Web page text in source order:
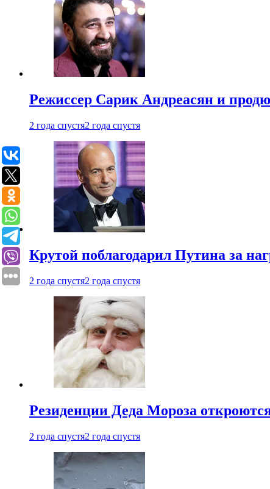
Режиссер Сарик Андреасян и
2 года спустя2 года спустя
Крутой поблагодарил Путина за
2 года спустя2 года спустя
Резиденции Деда Мороза
2 года спустя2 года спустя